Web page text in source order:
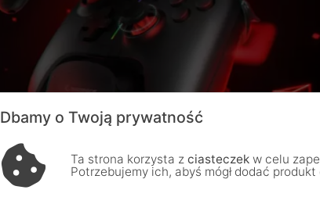
Dbamy o Twoją prywatność
Ta strona korzysta z ciasteczek w celu
Potrzebujemy ich, abyś mógł dodać